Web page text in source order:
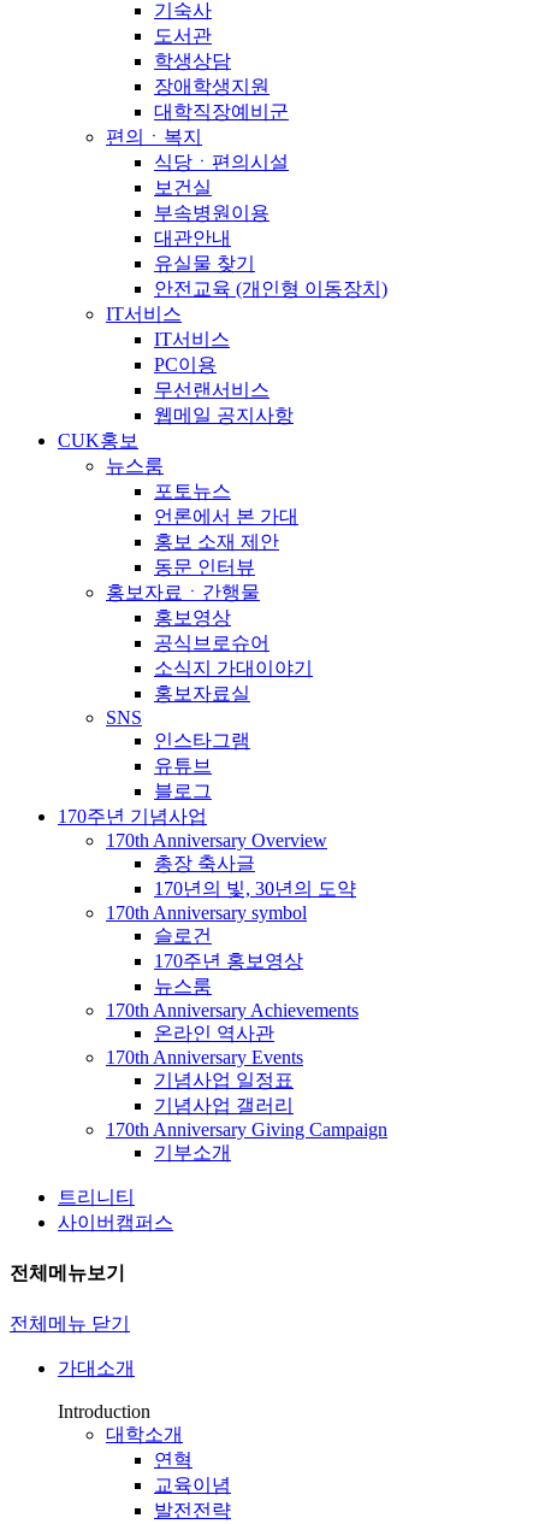
기숙사
도서관
학생상담
장애학생지원
대학직장예비군
편의ㆍ복지
식당ㆍ편의시설
보건실
부속병원이용
대관안내
유실물 찾기
안전교육 (개인형 이동장치)
IT서비스
IT서비스
PC이용
무선랜서비스
웹메일 공지사항
CUK홍보
뉴스룸
포토뉴스
언론에서 본 가대
홍보 소재 제안
동문 인터뷰
홍보자료ㆍ간행물
홍보영상
공식브로슈어
소식지 가대이야기
홍보자료실
SNS
인스타그램
유튜브
블로그
170주년 기념사업
170th Anniversary Overview
총장 축사글
170년의 빛, 30년의 도약
170th Anniversary symbol
슬로건
170주년 홍보영상
뉴스룸
170th Anniversary Achievements
온라인 역사관
170th Anniversary Events
기념사업 일정표
기념사업 갤러리
170th Anniversary Giving Campaign
기부소개
트리니티
사이버캠퍼스
전체메뉴보기
전체메뉴 닫기
가대소개
Introduction
대학소개
연혁
교육이념
발전전략